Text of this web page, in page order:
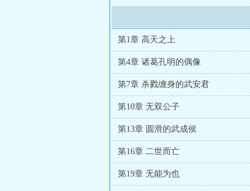
第1章 高天之上
第4章 诸葛孔明的偶像
第7章 杀戮缠身的武安君
第10章 无双公子
第13章 圆滑的武成侯
第16章 二世而亡
第19章 无能为也